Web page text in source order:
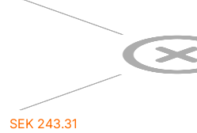
SEK 243.31